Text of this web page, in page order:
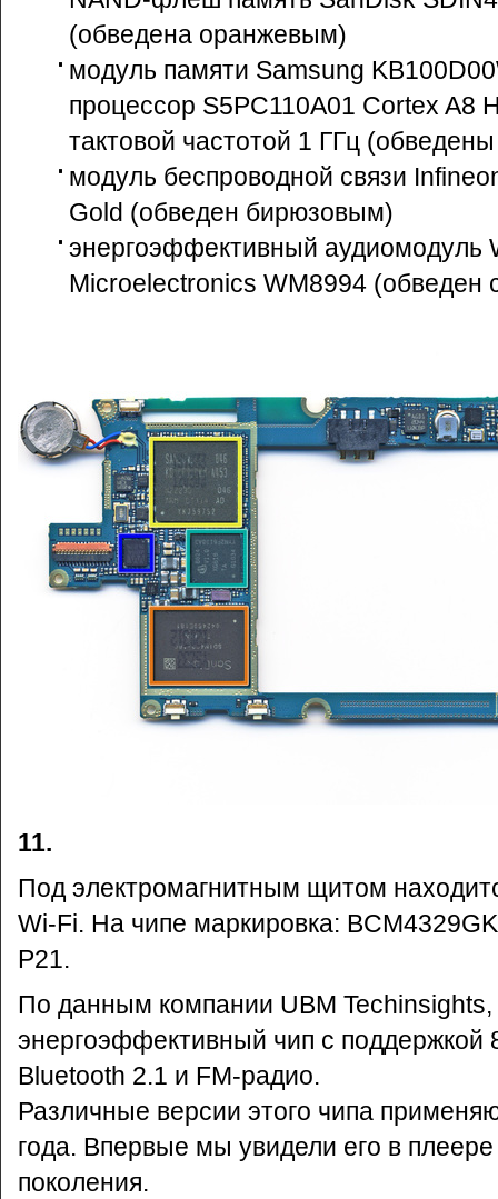
(обведена оранжевым)
модуль памяти Samsung
процессор S5PC110A01 Cortex A8
тактовой частотой 1 ГГц
модуль беспроводной связи
Gold (обведен бирюзовым)
энергоэффективный аудиомодуль
Microelectronics WM8994 (обведен
11.
Под электромагнитным щитом
Wi-Fi. На чипе маркировка:
P21.
По данным компании UBM Techinsights,
энергоэффективный чип с поддержкой
Bluetooth 2.1 и FM-радио.
Различные версии этого чипа
года. Впервые мы увидели его в плеере
поколения.